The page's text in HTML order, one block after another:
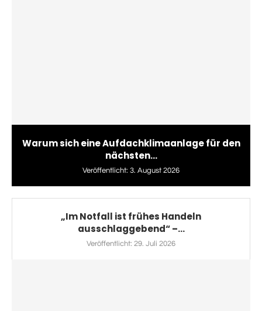
Warum sich eine Aufdachklimaanlage für den
nächsten...
Veröffentlicht: 3. August 2026
„Im Notfall ist frühes Handeln
ausschlaggebend“ –...
Veröffentlicht: 29. Juli 2026